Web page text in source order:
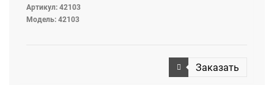
Артикул: 42103
Модель: 42103
Заказать